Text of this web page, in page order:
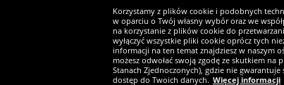
Widerruf
Korzystamy z plików cookie i podobnych
w oparciu o Twój własny wybór oraz we
na korzystanie z plików cookie do
wyłączyć wszystkie pliki cookie oprócz tych
informacji na ten temat znajdziesz w naszym
możesz odwołać swoją zgodę ze skutkiem
Stanach Zjednoczonych), gdzie nie
dostęp do Twoich danych. Więcej informacji